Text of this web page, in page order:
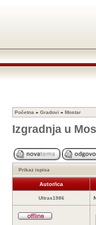
Početna » Gradovi » Mostar
Izgradnja u
Prikaz ispisa
Autor/ica
Ultras1986